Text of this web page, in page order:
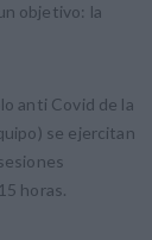
objetivo: la
anti Covid de la
se ejercitan
horas.